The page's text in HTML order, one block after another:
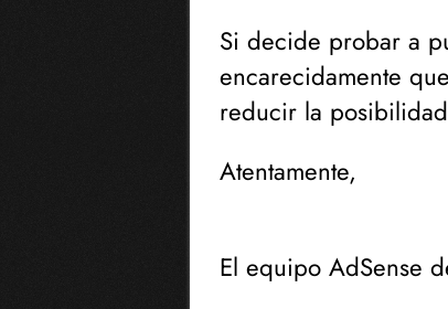
Si decide probar a
encarecidamente que
reducir la
Atentamente,
El equipo AdSense